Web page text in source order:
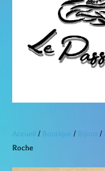
Accueil / Boutique / Bijoux /
Roche